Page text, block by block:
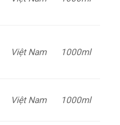
Việt Nam 1000ml
Việt Nam 1000ml